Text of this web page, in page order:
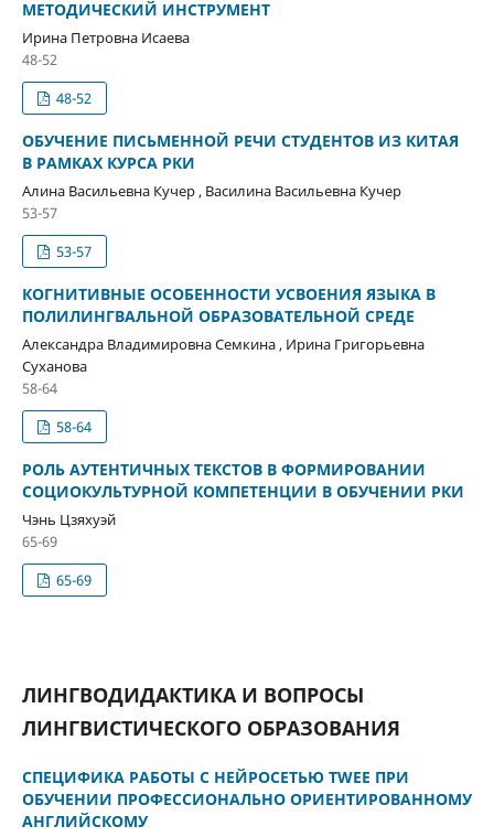
МЕТОДИЧЕСКИЙ ИНСТРУМЕНТ
Ирина Петровна Исаева
48-52
48-52
ОБУЧЕНИЕ ПИСЬМЕННОЙ РЕЧИ СТУДЕНТОВ ИЗ КИТАЯ
В РАМКАХ КУРСА РКИ
Алина Васильевна Кучер , Василина Васильевна Кучер
53-57
53-57
КОГНИТИВНЫЕ ОСОБЕННОСТИ УСВОЕНИЯ ЯЗЫКА В
ПОЛИЛИНГВАЛЬНОЙ ОБРАЗОВАТЕЛЬНОЙ СРЕДЕ
Александра Владимировна Семкина , Ирина Григорьевна
Суханова
58-64
58-64
РОЛЬ АУТЕНТИЧНЫХ ТЕКСТОВ В ФОРМИРОВАНИИ
СОЦИОКУЛЬТУРНОЙ КОМПЕТЕНЦИИ В ОБУЧЕНИИ РКИ
Чэнь Цзяхуэй
65-69
65-69
ЛИНГВОДИДАКТИКА И ВОПРОСЫ
ЛИНГВИСТИЧЕСКОГО ОБРАЗОВАНИЯ
СПЕЦИФИКА РАБОТЫ С НЕЙРОСЕТЬЮ TWEE ПРИ
ОБУЧЕНИИ ПРОФЕССИОНАЛЬНО ОРИЕНТИРОВАННОМУ
АНГЛИЙСКОМУ